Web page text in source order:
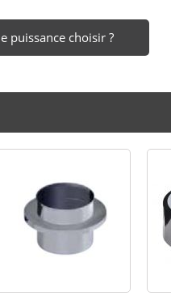
puissance choisir ?